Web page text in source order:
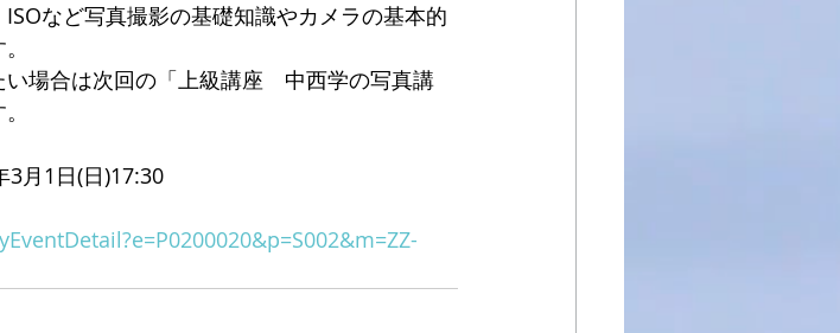
など写真撮影の基礎知識やカメラの基本的
場合は次回の「上級講座　中西学の写真講
3月1日(日)17:30